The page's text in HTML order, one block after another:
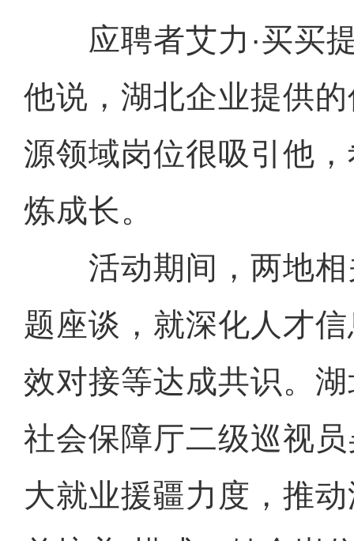
应聘者艾力·买买提
他说，湖北企业提供
源领域岗位很吸引他
炼成长。
活动期间，两地相
题座谈，就深化人才
效对接等达成共识。
社会保障厅二级巡视
大就业援疆力度，推